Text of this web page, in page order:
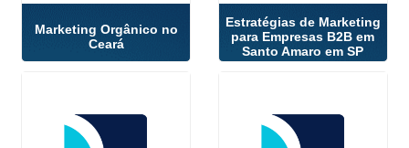
Marketing Orgânico no
Ceará
Estratégias de Marketing
para Empresas B2B em
Santo Amaro em SP